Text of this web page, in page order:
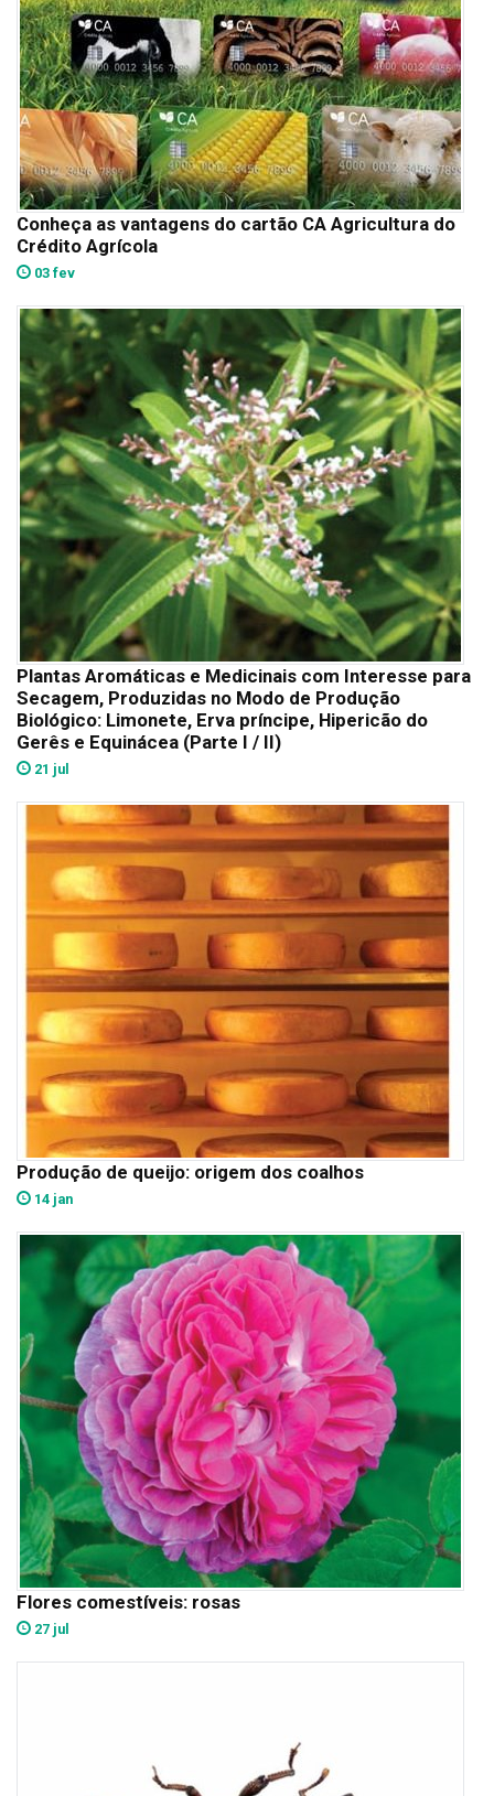
Conheça as vantagens do cartão CA Agricultura do
Crédito Agrícola
03 fev
Plantas Aromáticas e Medicinais com Interesse para
Secagem, Produzidas no Modo de Produção
Biológico: Limonete, Erva príncipe, Hipericão do
Gerês e Equinácea (Parte I / II)
21 jul
Produção de queijo: origem dos coalhos
14 jan
Flores comestíveis: rosas
27 jul